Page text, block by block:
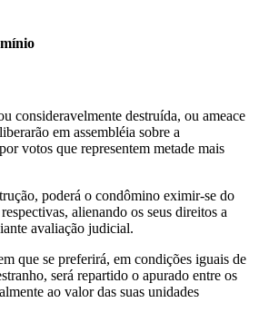
consideravelmente destruída, ou ameace
em assembléia sobre a
votos que representem metade mais
poderá o condômino eximir-se do
alienando os seus direitos a
avaliação judicial.
que se preferirá, em condições iguais de
será repartido o apurado entre os
ao valor das suas unidades